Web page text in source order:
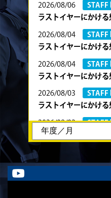
2026/08/06
ラストイヤーにかけ
2026/08/04
ラストイヤーにかけ
2026/08/04
ラストイヤーにかけ
2026/08/03
ラストイヤーにかけ
2026/08/02
ラストイヤーにかける
2026/08/01
ラストイヤーにかけ
2026/07/30